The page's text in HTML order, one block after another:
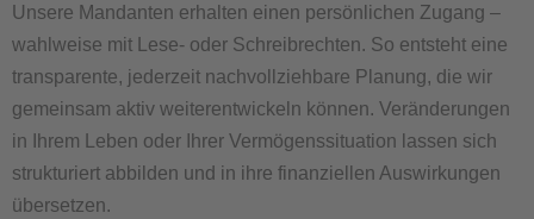
Unsere Mandanten erhalten einen persönlichen Zugang –
wahlweise mit Lese- oder Schreibrechten. So entsteht eine
transparente, jederzeit nachvollziehbare Planung, die wir
gemeinsam aktiv weiterentwickeln können. Veränderungen
in Ihrem Leben oder Ihrer Vermögenssituation lassen sich
strukturiert abbilden und in ihre finanziellen Auswirkungen
übersetzen.